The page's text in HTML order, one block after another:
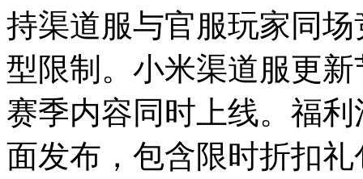
持渠道服与官服玩家同
型限制。小米渠道服更
赛季内容同时上线。福
面发布，包含限时折扣